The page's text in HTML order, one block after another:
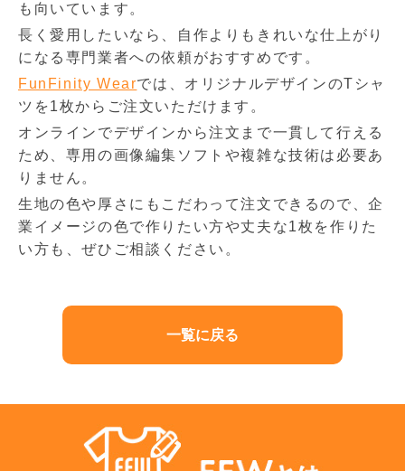
も向いています。
長く愛用したいなら、自作よりもきれいな仕上がり
になる専門業者への依頼がおすすめです。
FunFinity Wearでは、オリジナルデザインのTシャ
ツを1枚からご注文いただけます。
オンラインでデザインから注文まで一貫して行える
ため、専用の画像編集ソフトや複雑な技術は必要あ
りません。
生地の色や厚さにもこだわって注文できるので、企
業イメージの色で作りたい方や丈夫な1枚を作りた
い方も、ぜひご相談ください。
一覧に戻る